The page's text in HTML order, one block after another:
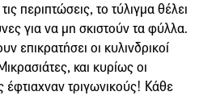
περιπτώσεις, το τύλιγμα θέλει
για να μη σκιστούν τα φύλλα.
επικρατήσει οι κυλινδρικοί
και κυρίως οι
έφτιαχναν τριγωνικούς! Κάθε